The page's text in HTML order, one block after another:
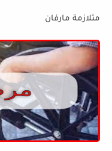
متلازمة مارفان